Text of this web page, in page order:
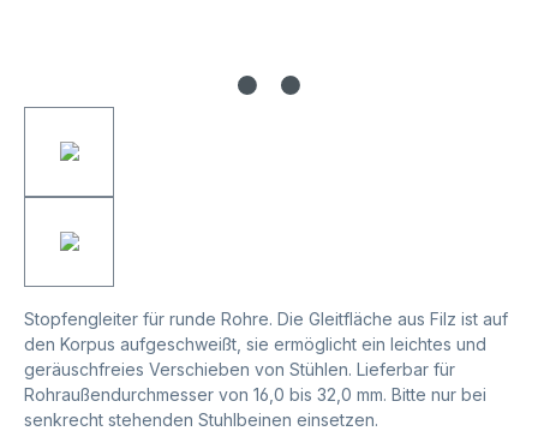
Stopfengleiter für runde Rohre. Die Gleitfläche aus Filz ist auf
den Korpus aufgeschweißt, sie ermöglicht ein leichtes und
geräuschfreies Verschieben von Stühlen. Lieferbar für
Rohraußendurchmesser von 16,0 bis 32,0 mm. Bitte nur bei
senkrecht stehenden Stuhlbeinen einsetzen.